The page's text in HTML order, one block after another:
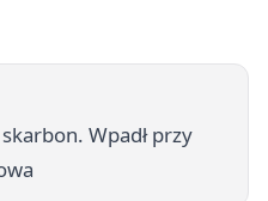
Wpadł przy